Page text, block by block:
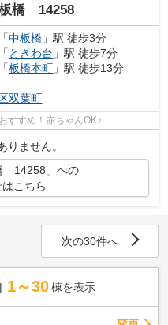
橋 14258
「中板橋 」駅 徒歩3分
「 ときわ台 」駅 徒歩7分
「板橋本町 」駅 徒歩13分
双葉町
すすめ！赤ちゃんOK♪
りません。
14258」への
こちら
次の30件へ
1～30 棟を表示